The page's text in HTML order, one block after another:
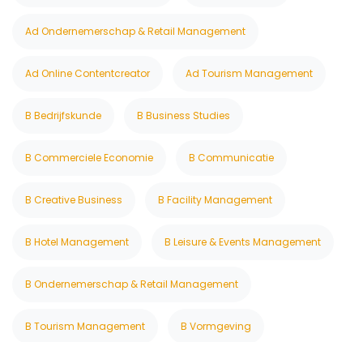
Ad Ondernemerschap & Retail Management
Ad Online Contentcreator Ad Tourism Management
B Bedrijfskunde B Business Studies
B Commerciele Economie B Communicatie
B Creative Business B Facility Management
B Hotel Management B Leisure & Events Management
B Ondernemerschap & Retail Management
B Tourism Management B Vormgeving